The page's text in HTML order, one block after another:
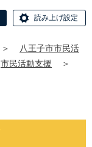
読み上げ設定
＞
八王子市市民活
市民活動支援
＞